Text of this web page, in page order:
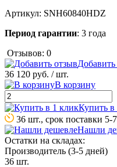
Артикул: SNH60840HDZ
Период гарантии: 3 года
Отзывов: 0
Добавить
36 120 руб. / шт.
В корзину
Купить в
36 шт., срок поставки 5-
Нашли
Остатки на складах:
Производитель (3-5 дней)
36 шт.